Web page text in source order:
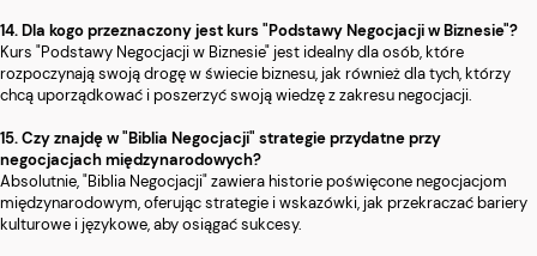
14. Dla kogo przeznaczony jest kurs "Podstawy Negocjacji w Biznesie"?
Kurs "Podstawy Negocjacji w Biznesie" jest idealny dla osób, które
rozpoczynają swoją drogę w świecie biznesu, jak również dla tych, którzy
chcą uporządkować i poszerzyć swoją wiedzę z zakresu negocjacji.
15. Czy znajdę w "Biblia Negocjacji" strategie przydatne przy
negocjacjach międzynarodowych?
Absolutnie, "Biblia Negocjacji" zawiera historie poświęcone negocjacjom
międzynarodowym, oferując strategie i wskazówki, jak przekraczać bariery
kulturowe i językowe, aby osiągać sukcesy.